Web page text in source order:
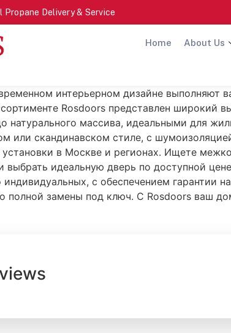
Propane Delivery & Service
Home About Us
интерьерном дизайне выполняют
Rosdoors представлен широкий
натурального массива, идеальными для
или скандинавском стиле, с
в Москве и регионах. Ищете
выбрать идеальную дверь по доступной
с обеспечением гарантии
полной замены под ключ. С Rosdoors ваш